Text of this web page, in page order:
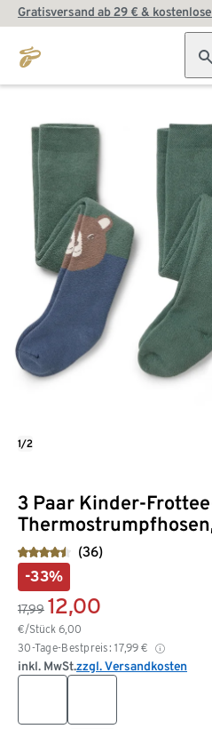
Gratisversand ab 29 € &
3 Paar Kinder-
(36)
-33%
17,99 12,00
€/Stück 6,00
30-Tage-Bestpreis: 17,99 €
inkl. MwSt.zzgl. Versandkosten
1/2